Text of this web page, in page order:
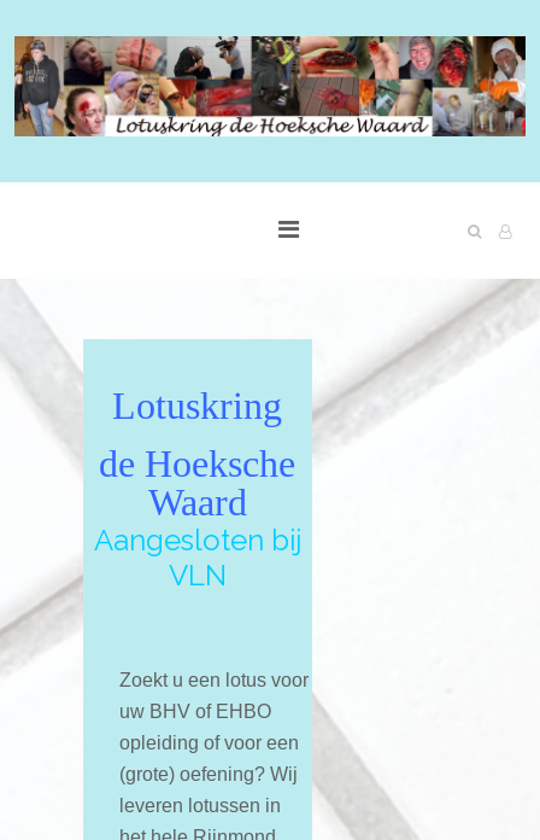
Lotuskring
de Hoeksche
Waard
Aangesloten bij
VLN
Zoekt u een lotus voor
uw BHV of EHBO
opleiding of voor een
(grote) oefening? Wij
leveren lotussen in